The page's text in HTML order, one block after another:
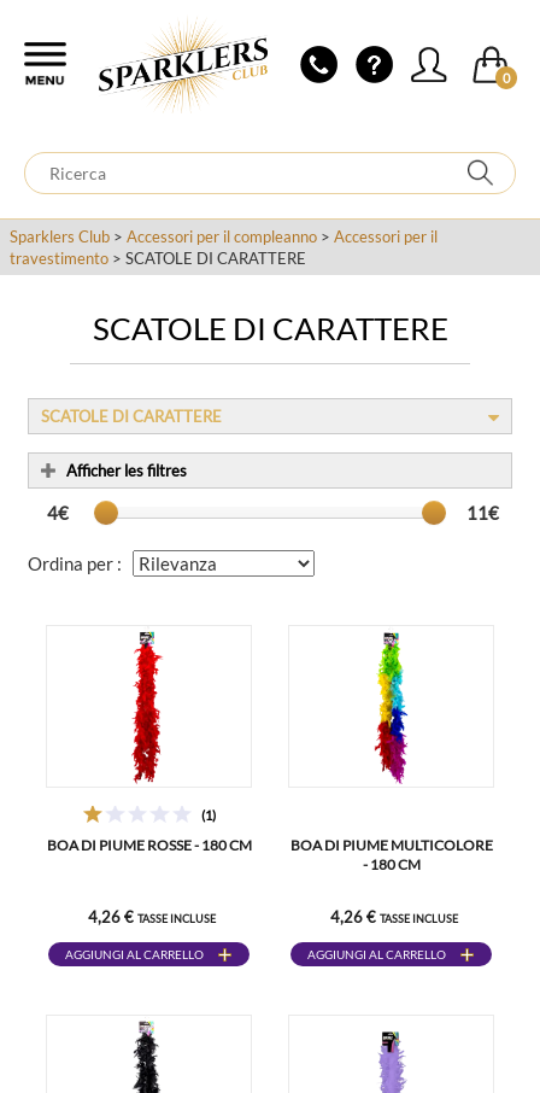
0
Sparklers Club > Accessori per il compleanno > Accessori per il
travestimento > SCATOLE DI CARATTERE
SCATOLE DI CARATTERE
4€ 11€
Afficher les filtres
SCATOLE DI CARATTERE
Ordina per :
(1)
BOA DI PIUME ROSSE - 180 CM
4,26 € TASSE INCLUSE
AGGIUNGI AL CARRELLO
BOA DI PIUME MULTICOLORE
- 180 CM
4,26 € TASSE INCLUSE
AGGIUNGI AL CARRELLO